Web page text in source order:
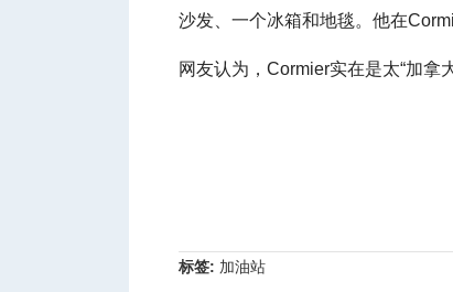
沙发、一个冰箱和地毯。他在
网友认为，Cormier实在是太“加拿大
标签: 加油站